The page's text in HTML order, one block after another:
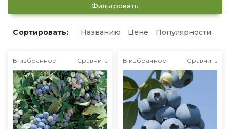
Фильтровать
Сортировать: Названию Цене Популярности
В избранное Сравнить В избранное Сравнить